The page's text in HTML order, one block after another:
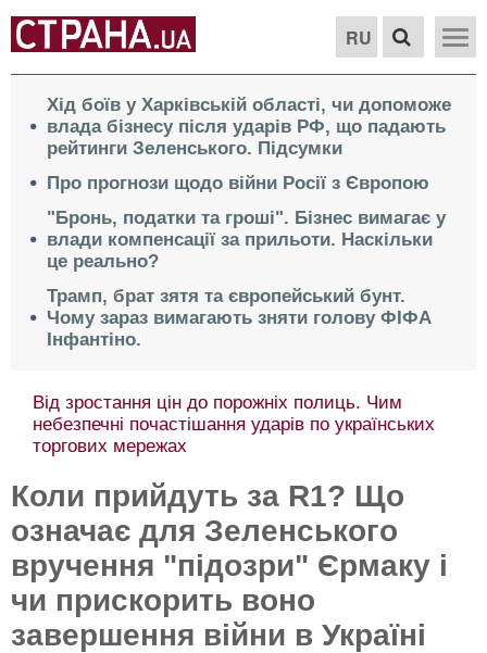
RU
Хід боїв у Харківській області, чи допоможе
влада бізнесу після ударів РФ, що падають
рейтинги Зеленського. Підсумки
Про прогнози щодо війни Росії з Європою
"Бронь, податки та гроші". Бізнес вимагає у
влади компенсації за прильоти. Наскільки
це реально?
Трамп, брат зятя та європейський бунт.
Чому зараз вимагають зняти голову ФІФА
Інфантіно.
Від зростання цін до порожніх полиць. Чим
небезпечні почастішання ударів по українських
торгових мережах
Коли прийдуть за R1? Що
означає для Зеленського
вручення "підозри" Єрмаку і
чи прискорить воно
завершення війни в Україні